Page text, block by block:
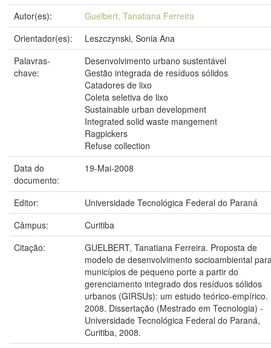
Autor(es):
Guelbert, Tanatiana Ferreira
Orientador(es):
Leszczynski, Sonia Ana
Palavras-
chave:
Desenvolvimento urbano sustentável
Gestão integrada de resíduos sólidos
Catadores de lixo
Coleta seletiva de lixo
Sustainable urban development
Integrated solid waste mangement
Ragpickers
Refuse collection
Data do
documento:
19-Mai-2008
Editor:
Universidade Tecnológica Federal do Paraná
Câmpus:
Curitiba
Citação:
GUELBERT, Tanatiana Ferreira. Proposta de
modelo de desenvolvimento socioambiental
municípios de pequeno porte a partir do
gerenciamento integrado dos resíduos sólidos
urbanos (GIRSUs): um estudo teórico-empírico.
2008. Dissertação (Mestrado em Tecnologia) -
Universidade Tecnológica Federal do Paraná,
Curitiba, 2008.